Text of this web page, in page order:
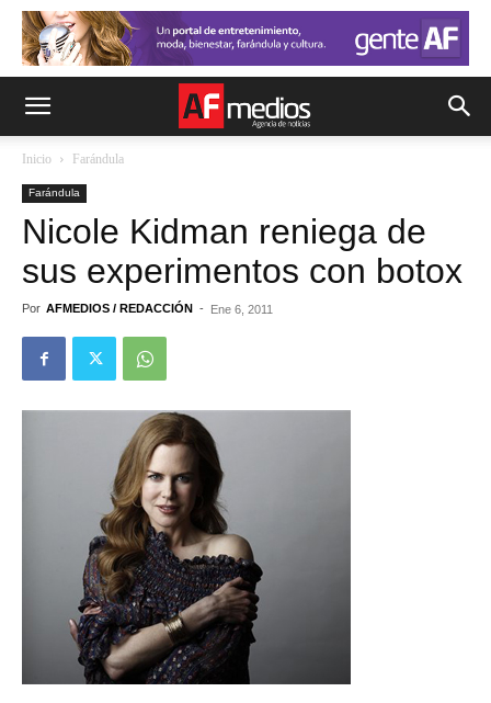
Inicio Farándula
Farándula
Nicole Kidman reniega de
sus experimentos con botox
Por AFMEDIOS / REDACCIÓN - Ene 6, 2011